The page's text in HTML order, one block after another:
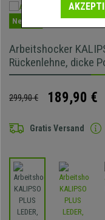
Neuheit
Arbeitshocker
Rückenlehne, dicke
299,90 € 189,90 €
Gratis Versand